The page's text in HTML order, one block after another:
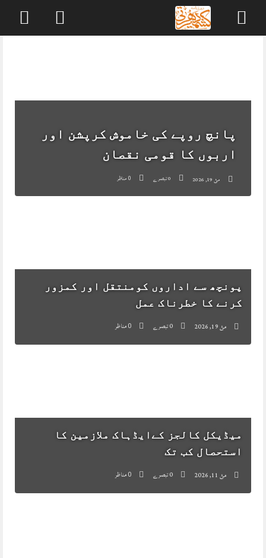
پانچ روپے کی خاموش کرپشن اور
اربوں کا قومی نقصان
مئ 19, 2026 0مناظر
پونچھ سے اداروں کومنتقل اور کمزور
کرنے کا خطرناک عمل
مئ 19, 2026
0 تبصرے 0 مناظر
میڈیکل کالجز کےایڈہاک ملازمین کا
استحصال کب تک
مئ 11, 2026
0 تبصرے 0 مناظر